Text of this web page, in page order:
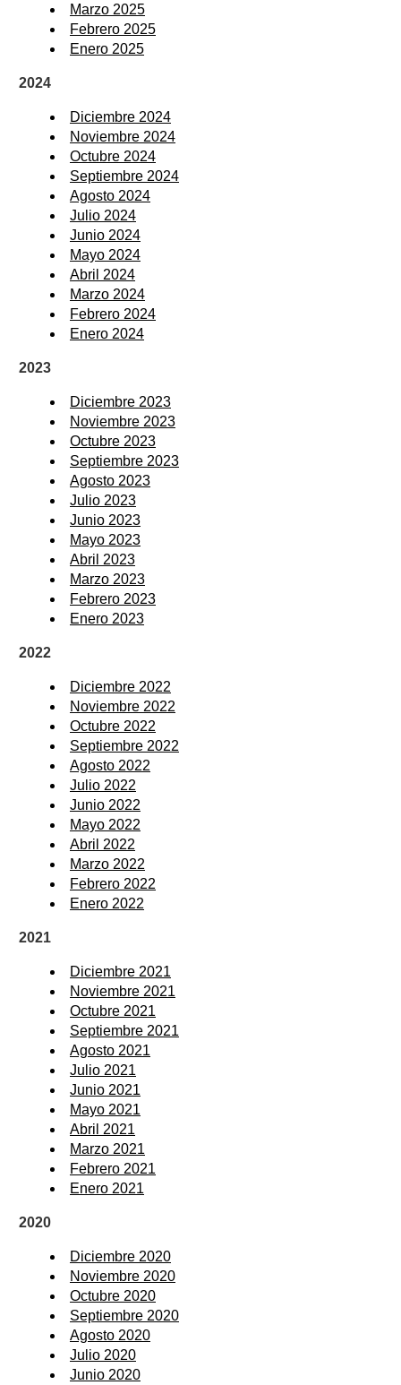
Marzo 2025
Febrero 2025
Enero 2025
2024
Diciembre 2024
Noviembre 2024
Octubre 2024
Septiembre 2024
Agosto 2024
Julio 2024
Junio 2024
Mayo 2024
Abril 2024
Marzo 2024
Febrero 2024
Enero 2024
2023
Diciembre 2023
Noviembre 2023
Octubre 2023
Septiembre 2023
Agosto 2023
Julio 2023
Junio 2023
Mayo 2023
Abril 2023
Marzo 2023
Febrero 2023
Enero 2023
2022
Diciembre 2022
Noviembre 2022
Octubre 2022
Septiembre 2022
Agosto 2022
Julio 2022
Junio 2022
Mayo 2022
Abril 2022
Marzo 2022
Febrero 2022
Enero 2022
2021
Diciembre 2021
Noviembre 2021
Octubre 2021
Septiembre 2021
Agosto 2021
Julio 2021
Junio 2021
Mayo 2021
Abril 2021
Marzo 2021
Febrero 2021
Enero 2021
2020
Diciembre 2020
Noviembre 2020
Octubre 2020
Septiembre 2020
Agosto 2020
Julio 2020
Junio 2020